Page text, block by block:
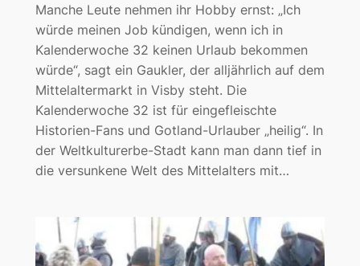
Manche Leute nehmen ihr Hobby ernst: „Ich
würde meinen Job kündigen, wenn ich in
Kalenderwoche 32 keinen Urlaub bekommen
würde“, sagt ein Gaukler, der alljährlich auf dem
Mittelaltermarkt in Visby steht. Die
Kalenderwoche 32 ist für eingefleischte
Historien-Fans und Gotland-Urlauber „heilig“. In
der Weltkulturerbe-Stadt kann man dann tief in
die versunkene Welt des Mittelalters mit…